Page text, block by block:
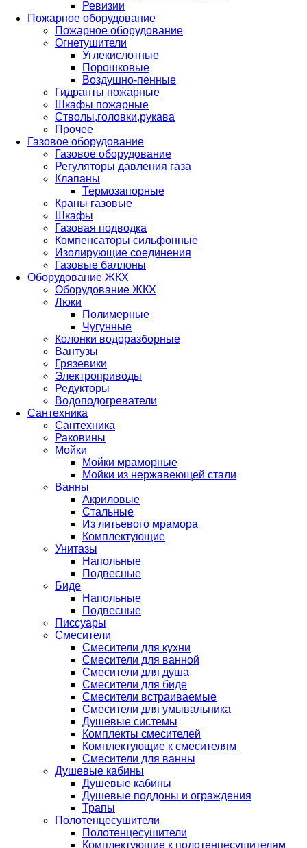
Ревизии
Пожарное оборудование
Пожарное оборудование
Огнетушители
Углекислотные
Порошковые
Воздушно-пенные
Гидранты пожарные
Шкафы пожарные
Стволы,головки,рукава
Прочее
Газовое оборудование
Газовое оборудование
Регуляторы давления газа
Клапаны
Термозапорные
Краны газовые
Шкафы
Газовая подводка
Компенсаторы сильфонные
Изолирующие соединения
Газовые баллоны
Оборудование ЖКХ
Оборудование ЖКХ
Люки
Полимерные
Чугунные
Колонки водоразборные
Вантузы
Грязевики
Электроприводы
Редукторы
Водоподогреватели
Сантехника
Сантехника
Раковины
Мойки
Мойки мраморные
Мойки из нержавеющей стали
Ванны
Акриловые
Стальные
Из литьевого мрамора
Комплектующие
Унитазы
Напольные
Подвесные
Биде
Напольные
Подвесные
Писсуары
Смесители
Смесители для кухни
Смесители для ванной
Смесители для душа
Смесители для биде
Смесители встраиваемые
Смесители для умывальника
Душевые системы
Комплекты смесителей
Комплектующие к смесителям
Смесители для ванны
Душевые кабины
Душевые кабины
Душевые поддоны и ограждения
Трапы
Полотенцесушители
Полотенцесушители
Комплектующие к полотенцесушителям